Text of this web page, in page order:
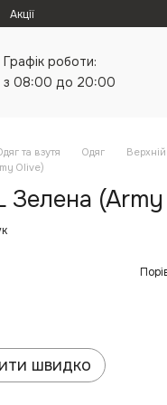
Акції
Графік роботи:
з 08:00 до 20:00
та взутя Одяг
Olive)
Зелена
швидко